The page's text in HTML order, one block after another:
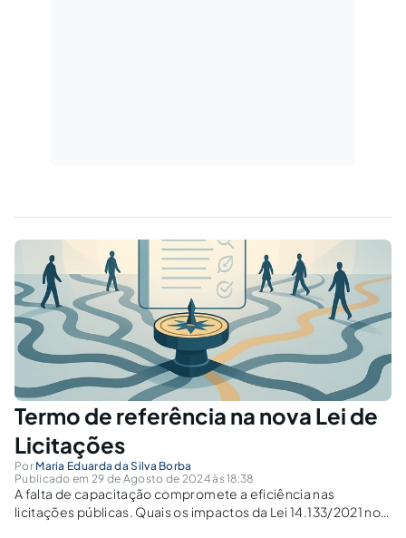
Termo de referência na nova Lei de
Licitações
Por Maria Eduarda da Silva Borba
Publicado em 29 de Agosto de 2024 às 18:38
A falta de capacitação compromete a eficiência nas
licitações públicas. Quais os impactos da Lei 14.133/2021 no